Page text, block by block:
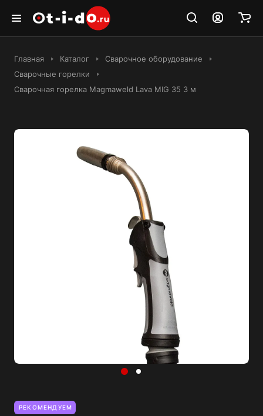
Главная Каталог
Сварочное оборудование
Сварочные горелки
Сварочная горелка Magmaweld Lava MIG 35 3 м
РЕКОМЕНДУЕМ